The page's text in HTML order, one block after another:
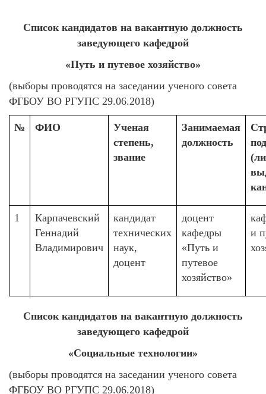
Список кандидатов на вакантную должность
заведующего кафедрой
«Путь и путевое хозяйство»
(выборы проводятся на заседании ученого совета
ФГБОУ ВО РГУПС 29.06.2018)
№ ФИО
Ученая
степень,
звание
Занимаемая
должность
1
Карпачевский
Геннадий
Владимирович
кандидат
технических
наук,
доцент
доцент
кафедры
«Путь и
путевое
хозяйство»
и
Список кандидатов на вакантную должность
заведующего кафедрой
«Социальные технологии»
(выборы проводятся на заседании ученого совета
ФГБОУ ВО РГУПС 29.06.2018)